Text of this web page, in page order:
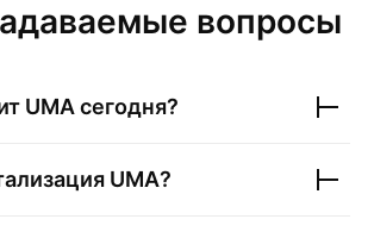
вопросы
UMA сегодня?
UMA?